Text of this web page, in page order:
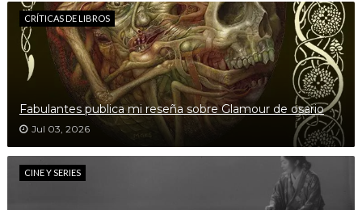
CRÍTICAS DE LIBROS
Fabulantes publica mi reseña sobre Glamour de osario
Jul 03, 2026
CINE Y SERIES